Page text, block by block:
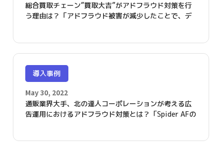
総合買取チェーン”買取大吉”がアドフラウド対策を行
う理由は？「アドフラウド被害が減少したことで、デ
導入事例
May 30, 2022
通販業界大手、北の達人コーポレーションが考える広
告運用におけるアドフラウド対策とは？「Spider AFの